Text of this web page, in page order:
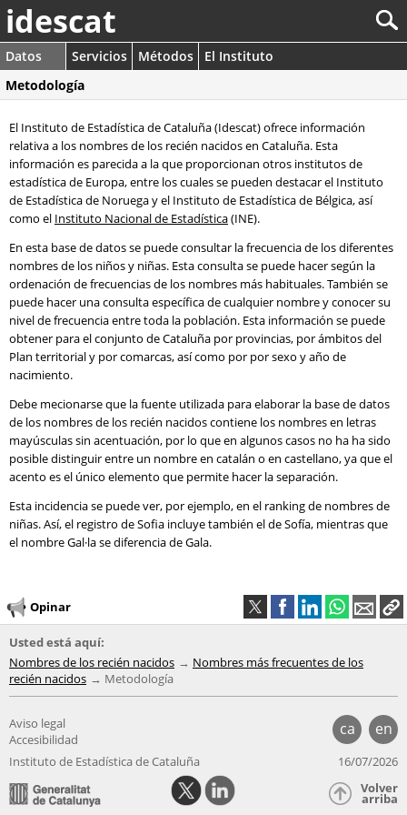
idescat
Datos Servicios Métodos
El Instituto
Metodología
El Instituto de Estadística de Cataluña (Idescat) ofrece información
relativa a los nombres de los recién nacidos en Cataluña. Esta
información es parecida a la que proporcionan otros institutos de
estadística de Europa, entre los cuales se pueden destacar el Instituto
de Estadística de Noruega y el Instituto de Estadística de Bélgica, así
como el Instituto Nacional de Estadística(INE).
En esta base de datos se puede consultar la frecuencia de los diferentes
nombres de los niños y niñas. Esta consulta se puede hacer según la
ordenación de frecuencias de los nombres más habituales. También se
puede hacer una consulta específica de cualquier nombre y conocer su
nivel de frecuencia entre toda la población. Esta información se puede
obtener para el conjunto de Cataluña por provincias, por ámbitos del
Plan territorial y por comarcas, así como por por sexo y año de
nacimiento.
Debe mecionarse que la fuente utilizada para elaborar la base de datos
de los nombres de los recién nacidos contiene los nombres en letras
mayúsculas sin acentuación, por lo que en algunos casos no ha ha sido
posible distinguir entre un nombre en catalán o en castellano, ya que el
acento es el único elemento que permite hacer la separación.
Esta incidencia se puede ver, por ejemplo, en el ranking de nombres de
niñas. Así, el registro de Sofia incluye también el de Sofía, mientras que
el nombre Gal·la se diferencia de Gala.
Opinar
Usted está aquí:
Nombres de los recién nacidos
Nombres más frecuentes de los
recién nacidos
Metodología
ca en
Aviso legal
Accesibilidad
Instituto de Estadística de Cataluña
16/07/2026
Volver
arriba